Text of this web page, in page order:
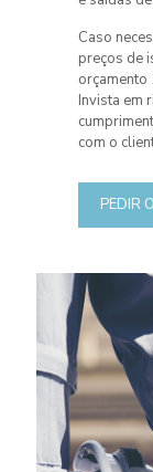
Caso
preços de
Invista em
com o
PEDIR